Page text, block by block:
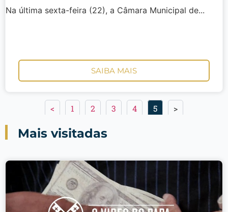
Na última sexta-feira (22), a Câmara Municipal de...
SAIBA MAIS
< 1 2 3 4 5 >
Mais visitadas